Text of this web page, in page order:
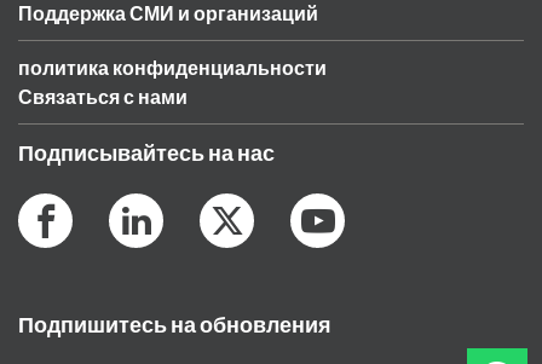
Поддержка СМИ и организаций
политика конфиденциальности
Связаться с нами
Подписывайтесь на нас
Подпишитесь на обновления